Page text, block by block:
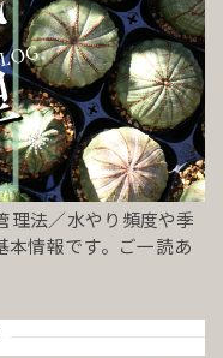
理法／水やり頻度や季
本情報です。ご一読あ